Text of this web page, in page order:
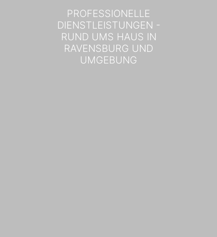
PROFESSIONELLE
DIENSTLEISTUNGEN -
RUND UMS HAUS IN
RAVENSBURG UND
UMGEBUNG